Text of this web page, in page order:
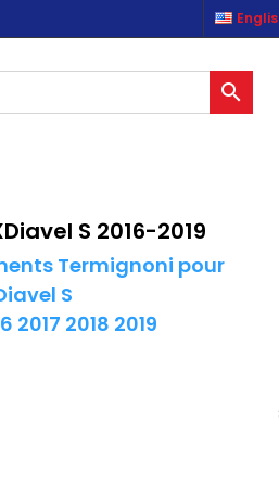

S 2016-2019
Termignoni pour
S
2017 2018 2019
Cancel Create wishlist
products in your wishlist.